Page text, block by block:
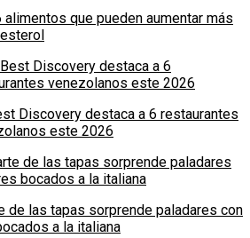
alimentos que pueden aumentar más
Discovery destaca a 6 restaurantes
este 2026
de las tapas sorprende paladares con
a la italiana